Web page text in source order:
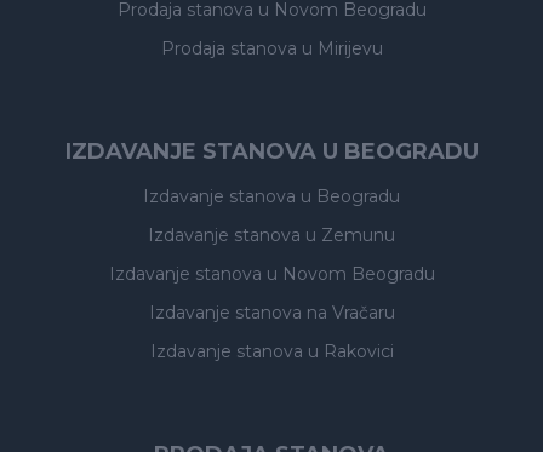
Prodaja stanova u Novom Beogradu
Prodaja stanova u Mirijevu
IZDAVANJE STANOVA U BEOGRADU
Izdavanje stanova u Beogradu
Izdavanje stanova u Zemunu
Izdavanje stanova u Novom Beogradu
Izdavanje stanova na Vračaru
Izdavanje stanova u Rakovici